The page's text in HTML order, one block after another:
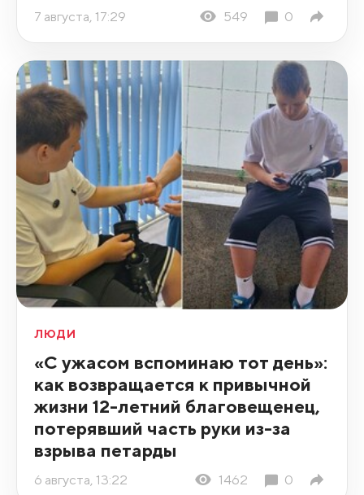
7 августа, 17:29 549 0
ЛЮДИ
«С ужасом вспоминаю тот день»:
как возвращается к привычной
жизни 12-летний благовещенец,
потерявший часть руки из-за
взрыва петарды
6 августа, 13:22 1462 0